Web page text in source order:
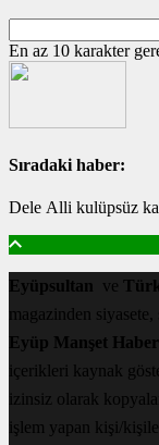
En az 10 karakter
Sıradaki haber:
Dele Alli kulüpsüz
Eyüpsultan ve
magazinden
Eyüp Manşet Haber
içerikleri kaynak
izinsiz olarak
işlem yapan kişi/